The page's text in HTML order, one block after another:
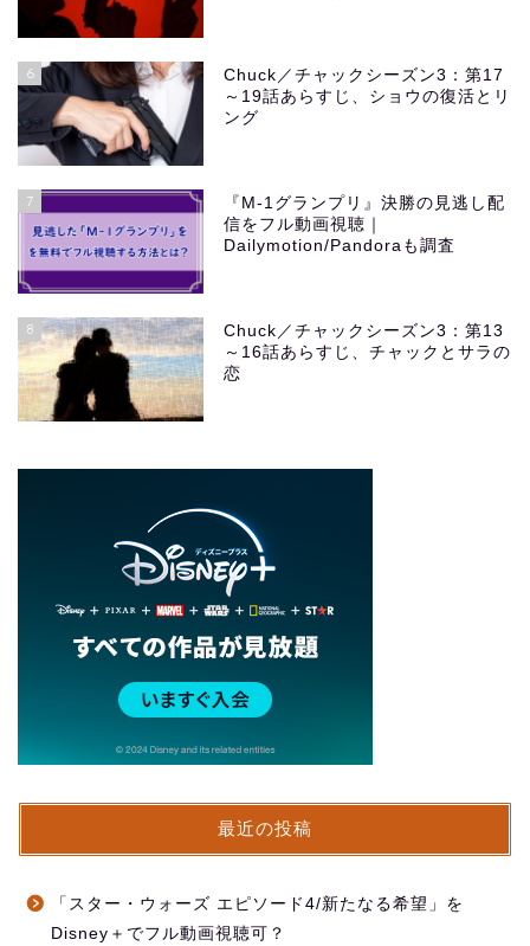
6
Chuck／チャックシーズン3：第17
～19話あらすじ、ショウの復活とリ
ング
7
『M-1グランプリ』決勝の見逃し配
信をフル動画視聴｜
Dailymotion/Pandoraも調査
8
Chuck／チャックシーズン3：第13
～16話あらすじ、チャックとサラの
恋
最近の投稿
「スター・ウォーズ エピソード4/新たなる希望」を
Disney＋でフル動画視聴可？